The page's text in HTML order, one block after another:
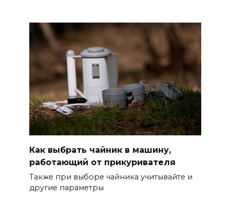
Как выбрать чайник в машину,
работающий от прикуривателя
Также при выборе чайника учитывайте и
другие параметры